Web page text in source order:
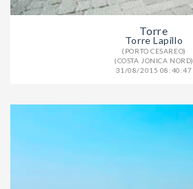
Torre
Torre Lapillo
(PORTO CESAREO)
(COSTA JONICA NORD)
31/08/2015 08:40:47